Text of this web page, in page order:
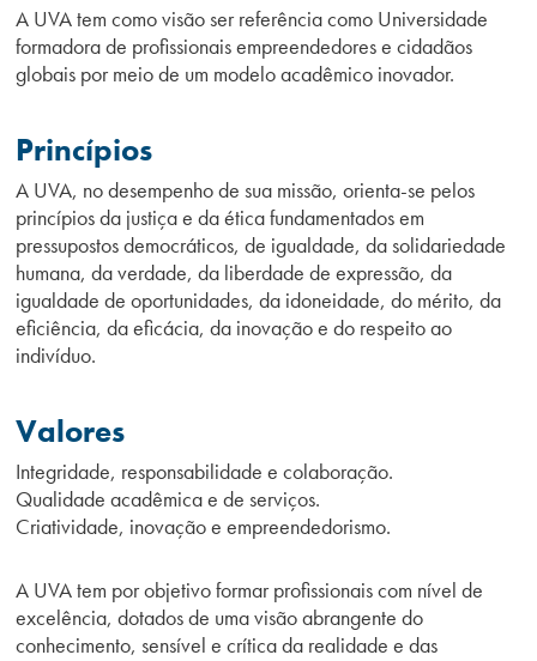
A UVA tem como visão ser referência como Universidade
formadora de profissionais empreendedores e cidadãos
globais por meio de um modelo acadêmico inovador.
Princípios
A UVA, no desempenho de sua missão, orienta-se pelos
princípios da justiça e da ética fundamentados em
pressupostos democráticos, de igualdade, da solidariedade
humana, da verdade, da liberdade de expressão, da
igualdade de oportunidades, da idoneidade, do mérito, da
eficiência, da eficácia, da inovação e do respeito ao
indivíduo.
Valores
Integridade, responsabilidade e colaboração.
Qualidade acadêmica e de serviços.
Criatividade, inovação e empreendedorismo.
A UVA tem por objetivo formar profissionais com nível de
excelência, dotados de uma visão abrangente do
conhecimento, sensível e crítica da realidade e das